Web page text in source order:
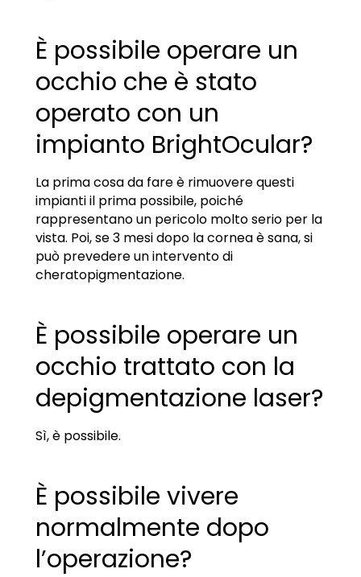
È possibile operare un
occhio che è stato
operato con un
impianto BrightOcular?
La prima cosa da fare è rimuovere questi
impianti il prima possibile, poiché
rappresentano un pericolo molto serio per la
vista. Poi, se 3 mesi dopo la cornea è sana, si
può prevedere un intervento di
cheratopigmentazione.
È possibile operare un
occhio trattato con la
depigmentazione laser?
Sì, è possibile.
È possibile vivere
normalmente dopo
l’operazione?